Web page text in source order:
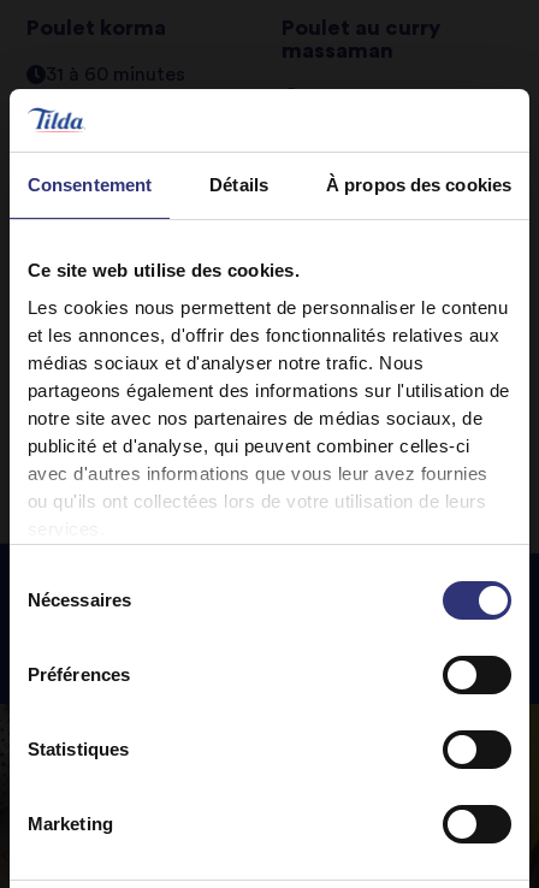
Consentement Détails À propos des cookies
Ce site web utilise des cookies.
Les cookies nous permettent de personnaliser le contenu
et les annonces, d'offrir des fonctionnalités relatives aux
médias sociaux et d'analyser notre trafic. Nous
partageons également des informations sur l'utilisation de
notre site avec nos partenaires de médias sociaux, de
publicité et d'analyse, qui peuvent combiner celles-ci
avec d'autres informations que vous leur avez fournies
ou qu'ils ont collectées lors de votre utilisation de leurs
Nécessaires
Préférences
Statistiques
Marketing
Poulet korma
31 à 60 minutes
Facile
Poulet au curry
massaman
chinoise
31 à 60 minutes
Moyen
classique
Facile
1 2